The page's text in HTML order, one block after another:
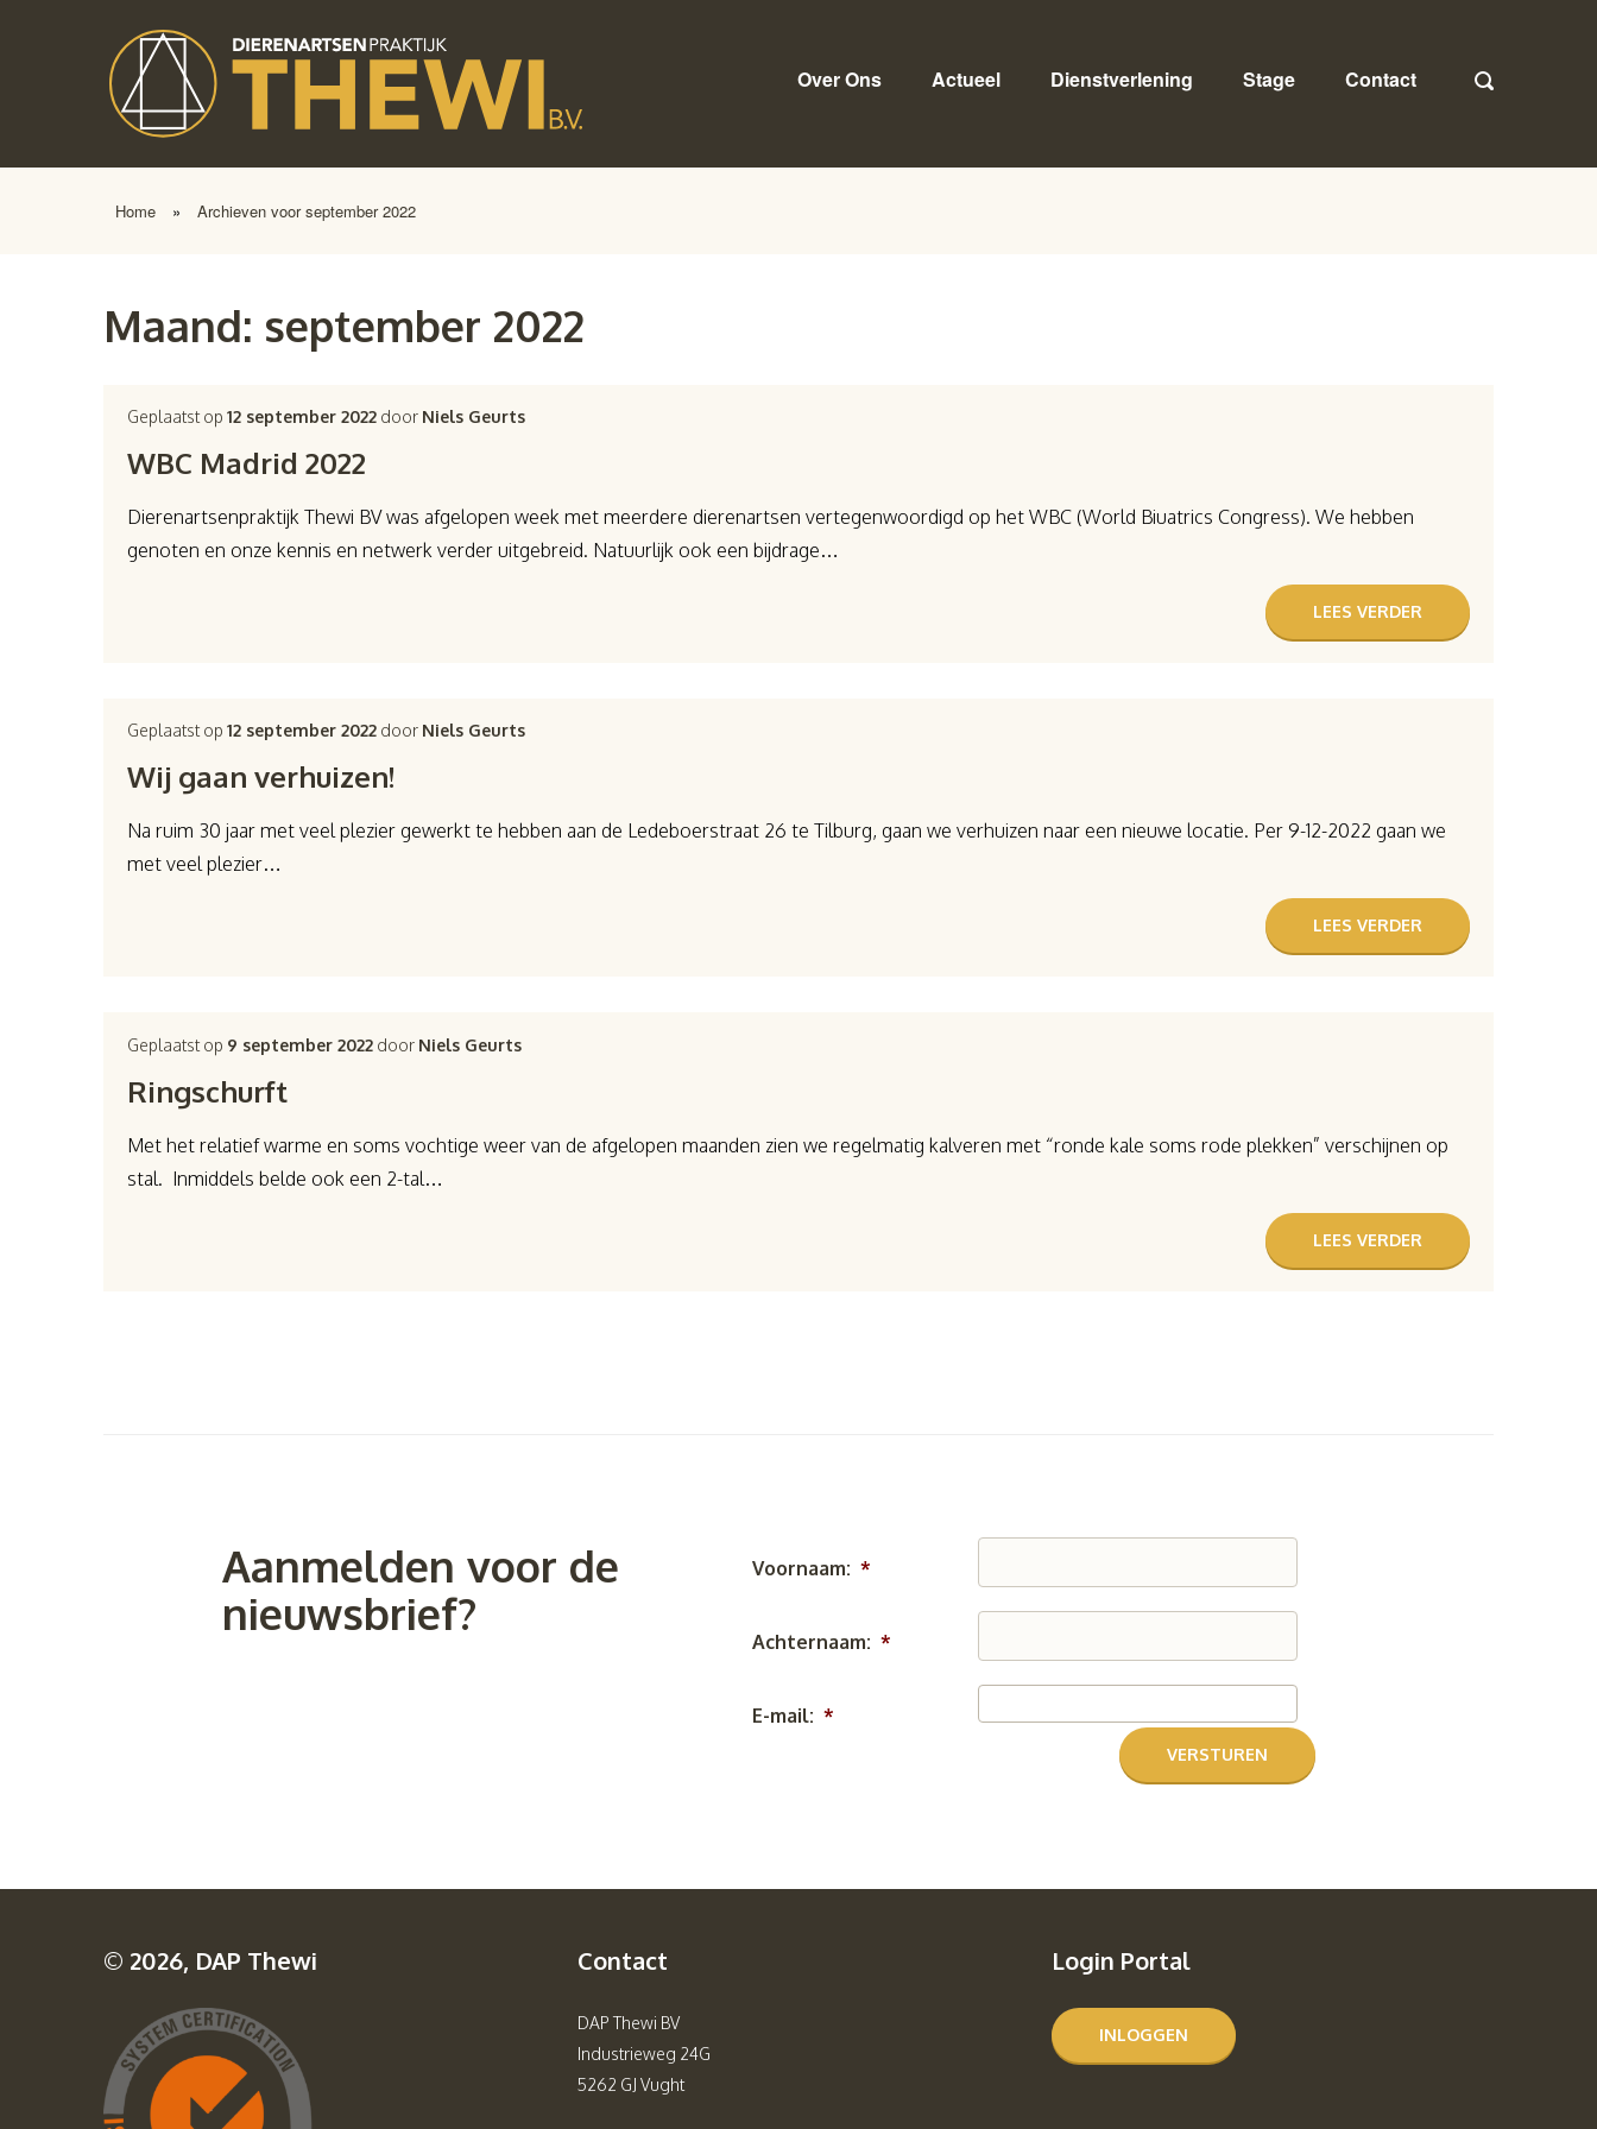
Over Ons Actueel Dienstverlening Stage Contact
Home » Archieven voor september 2022
Maand: september 2022
Geplaatst op12 september 2022 door Niels Geurts
WBC Madrid 2022
Dierenartsenpraktijk Thewi BV was afgelopen week met meerdere dierenartsen vertegenwoordigd op het WBC (World Biuatrics Congress). We hebben
genoten en onze kennis en netwerk verder uitgebreid. Natuurlijk ook een bijdrage…
LEES VERDER
Geplaatst op12 september 2022 door Niels Geurts
Wij gaan verhuizen!
Na ruim 30 jaar met veel plezier gewerkt te hebben aan de Ledeboerstraat 26 te Tilburg, gaan we verhuizen naar een nieuwe locatie. Per 9-12-2022 gaan we
met veel plezier…
LEES VERDER
Geplaatst op 9 september 2022 door Niels Geurts
Ringschurft
Met het relatief warme en soms vochtige weer van de afgelopen maanden zien we regelmatig kalveren met “ronde kale soms rode plekken” verschijnen op
stal. Inmiddels belde ook een 2-tal…
LEES VERDER
Aanmelden voor de
nieuwsbrief?
Voornaam: *
Achternaam: *
E-mail: *
© 2026, DAP Thewi Contact
DAP Thewi BV
Industrieweg 24G
5262 GJ Vught
Login Portal
INLOGGEN